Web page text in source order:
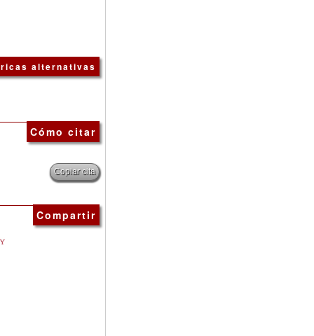
alternativas
Cómo citar
Copiar cita
Compartir